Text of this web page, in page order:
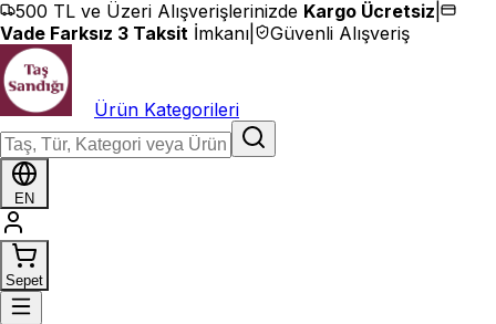
İçeriğe geç
500 TL ve Üzeri Alışverişlerinizde Kargo Ücretsiz
Vade Farksız 3 Taksit İmkanı Güvenli Alışveriş
Ürün Kategorileri
EN
Sepet